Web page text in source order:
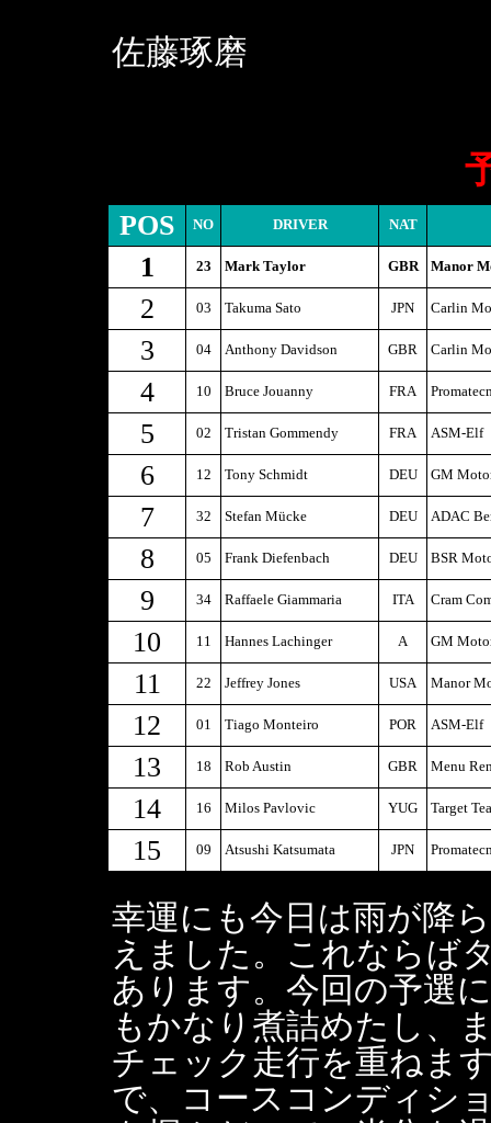
佐藤琢磨
POS NO DRIVER NAT
1 23 Mark Taylor GBR Manor
2 03 Takuma Sato JPN Carlin
3 04 Anthony Davidson GBR Carlin
4 10 Bruce Jouanny FRA
5 02 Tristan Gommendy FRA ASM-Elf
6 12 Tony Schmidt DEU GM
7 32 Stefan Mücke DEU ADAC
8 05 Frank Diefenbach DEU BSR
9 34 Raffaele Giammaria ITA Cram
10 11 Hannes Lachinger A GM
11 22 Jeffrey Jones USA Manor
12 01 Tiago Monteiro POR ASM-Elf
13 18 Rob Austin GBR Menu
14 16 Milos Pavlovic YUG Target
15 09 Atsushi Katsumata JPN
幸運にも今日は雨が降
えました。これならば
あります。今回の予選
もかなり煮詰めたし、
チェック走行を重ねま
で、コースコンディシ